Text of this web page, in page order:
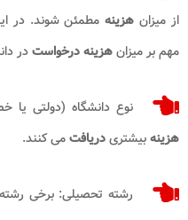
از میزان هزینهمطمئن شوند. در
مهم بر میزانهزینه درخواستدر
نوع دانشگاه (دولتی
هزینهبیشتریدریافتمی کنند.
رشته تحصیلی: برخی